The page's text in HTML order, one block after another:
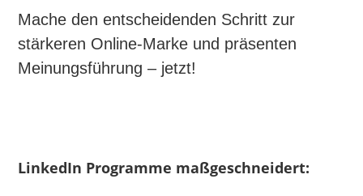
Mache den entscheidenden Schritt zur
stärkeren Online-Marke und präsenten
Meinungsführung – jetzt!
LinkedIn Programme maßgeschneidert: